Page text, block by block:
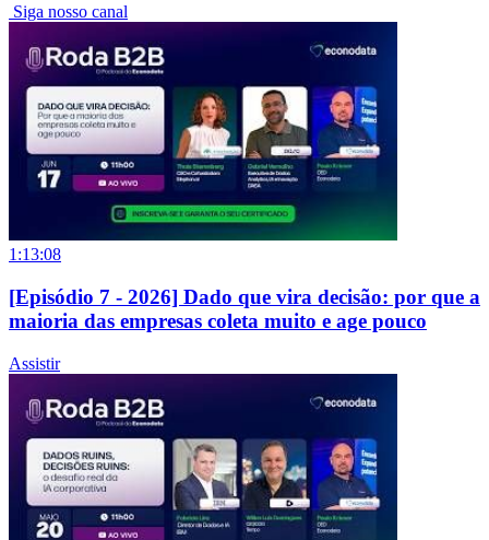
Siga nosso canal
1:13:08
[Episódio 7 - 2026] Dado que vira decisão: por que a
maioria das empresas coleta muito e age pouco
Assistir